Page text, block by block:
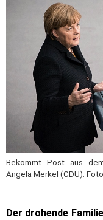
Bekommt Post aus
Angela Merkel (CDU).
Der drohende